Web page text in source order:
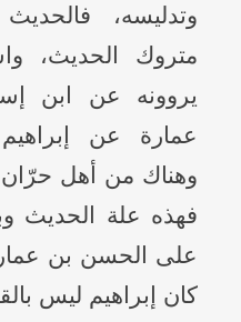
وتدليسه،
متروك الحديث،
يروونه عن ابن
عمارة عن
وهناك من أهل
فهذه علة الحديث
على الحسن بن
كان إبراهيم ليس